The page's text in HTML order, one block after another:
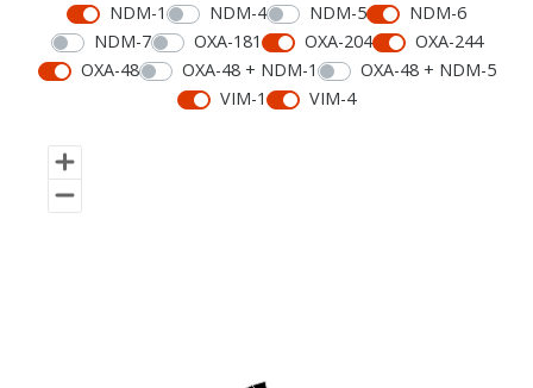
NDM-1
NDM-4 NDM-5
NDM-6
NDM-7
OXA-181 OXA-204
OXA-244
OXA-48
OXA-48 + NDM-1
OXA-48 + NDM-5
VIM-1
VIM-4